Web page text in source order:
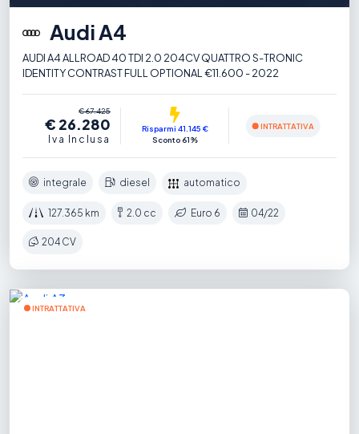
Audi A4
AUDI A4 ALLROAD 40 TDI 2.0 204CV QUATTRO S-TRONIC
IDENTITY CONTRAST FULL OPTIONAL €11.600 - 2022
integrale diesel automatico
127.365 km 2.0 cc Euro 6 04/22
204 CV
€ 67.425
€ 26.280
Iva Inclusa
Risparmi 41.145 €
Sconto 61%
INTRATTATIVA
INTRATTATIVA